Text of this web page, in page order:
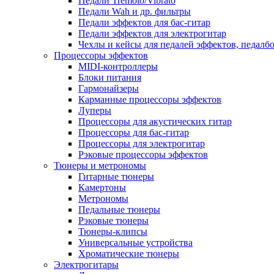
Педали Wah и др. фильтры
Педали эффектов для бас-гитар
Педали эффектов для электрогитар
Чехлы и кейсы для педалей эффектов,
Процессоры эффектов
MIDI-контроллеры
Блоки питания
Гармонайзеры
Карманные процессоры эффектов
Луперы
Процессоры для акустических гитар
Процессоры для бас-гитар
Процессоры для электрогитар
Рэковые процессоры эффектов
Тюнеры и метрономы
Гитарные тюнеры
Камертоны
Метрономы
Педальные тюнеры
Рэковые тюнеры
Тюнеры-клипсы
Универсальные устройства
Хроматические тюнеры
Электрогитары